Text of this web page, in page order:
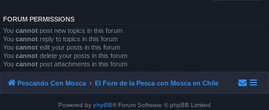
FORUM PERMISSIONS
You cannot post new topics in this forum
You cannot reply to topics in this forum
You cannot edit your posts in this forum
You cannot delete your posts in this forum
You cannot post attachments in this forum
Pescando Con Mosca El Foro de la Pesca con Mosca en Chile
Powered by phpBB® Forum Software © phpBB Limited